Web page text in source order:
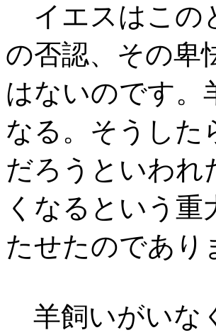
イエスはこの
の否認、その卑
はないのです。
なる。そうした
だろうといわれ
くなるという
たせたのであり
羊飼いがいな